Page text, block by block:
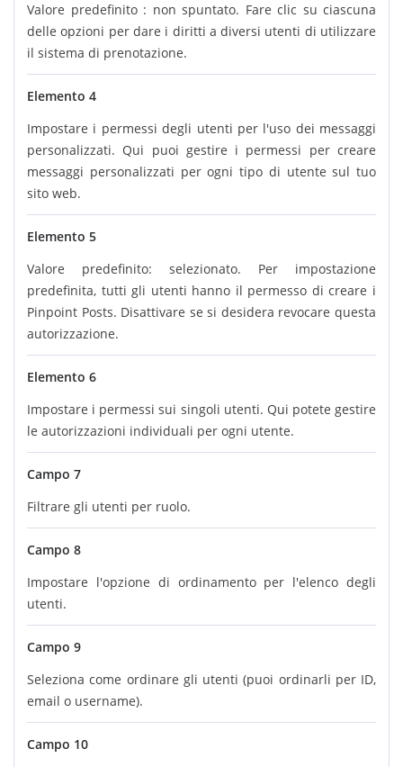
Valore predefinito : non spuntato. Fare clic su ciascuna
delle opzioni per dare i diritti a diversi utenti di utilizzare
il sistema di prenotazione.
Elemento 4
Impostare i permessi degli utenti per l'uso dei messaggi
personalizzati. Qui puoi gestire i permessi per creare
messaggi personalizzati per ogni tipo di utente sul tuo
sito web.
Elemento 5
Valore predefinito: selezionato. Per impostazione
predefinita, tutti gli utenti hanno il permesso di creare i
Pinpoint Posts. Disattivare se si desidera revocare questa
autorizzazione.
Elemento 6
Impostare i permessi sui singoli utenti. Qui potete gestire
le autorizzazioni individuali per ogni utente.
Campo 7
Filtrare gli utenti per ruolo.
Campo 8
Impostare l'opzione di ordinamento per l'elenco degli
utenti.
Campo 9
Seleziona come ordinare gli utenti (puoi ordinarli per ID,
email o username).
Campo 10